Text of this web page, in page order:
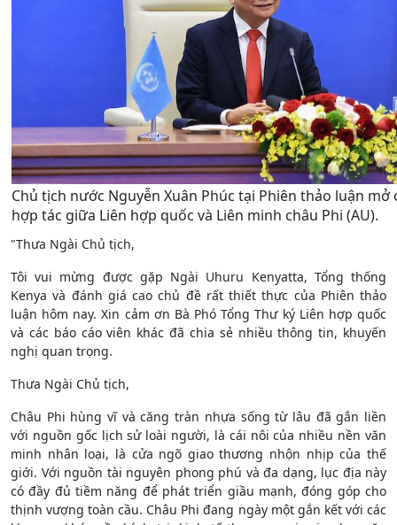
Chủ tịch nước Nguyễn Xuân Phúc tại Phiên thảo luận
hợp tác giữa Liên hợp quốc và Liên minh châu Phi (AU).
"Thưa Ngài Chủ tịch,
Tôi vui mừng được gặp Ngài Uhuru Kenyatta, Tổng thống
Kenya và đánh giá cao chủ đề rất thiết thực của Phiên thảo
luận hôm nay. Xin cảm ơn Bà Phó Tổng Thư ký Liên hợp quốc
và các báo cáo viên khác đã chia sẻ nhiều thông tin, khuyến
nghị quan trọng.
Thưa Ngài Chủ tịch,
Châu Phi hùng vĩ và căng tràn nhựa sống từ lâu đã gắn liền
với nguồn gốc lịch sử loài người, là cái nôi của nhiều nền văn
minh nhân loại, là cửa ngõ giao thương nhộn nhịp của thế
giới. Với nguồn tài nguyên phong phú và đa dạng, lục địa này
có đầy đủ tiềm năng để phát triển giầu mạnh, đóng góp cho
thịnh vượng toàn cầu. Châu Phi đang ngày một gắn kết với các